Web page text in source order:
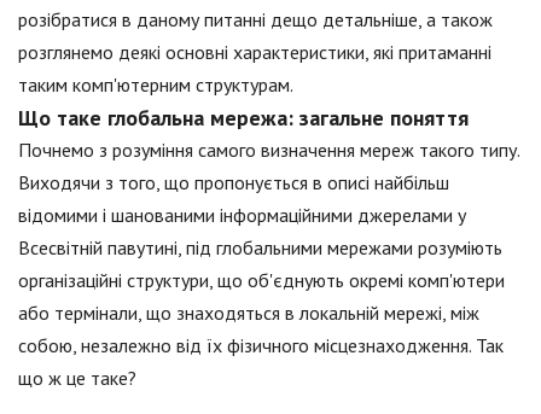
розібратися в даному питанні дещо детальніше, а також
розглянемо деякі основні характеристики, які притаманні
таким комп'ютерним структурам.
Що таке глобальна мережа: загальне поняття
Почнемо з розуміння самого визначення мереж такого типу.
Виходячи з того, що пропонується в описі найбільш
відомими і шанованими інформаційними джерелами у
Всесвітній павутині, під глобальними мережами розуміють
організаційні структури, що об'єднують окремі комп'ютери
або термінали, що знаходяться в локальній мережі, між
собою, незалежно від їх фізичного місцезнаходження. Так
що ж це таке?